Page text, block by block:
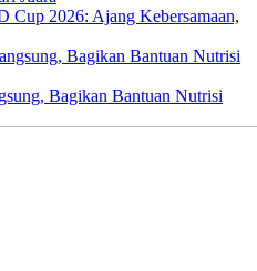
Cup 2026: Ajang Kebersamaan,
Bagikan Bantuan Nutrisi